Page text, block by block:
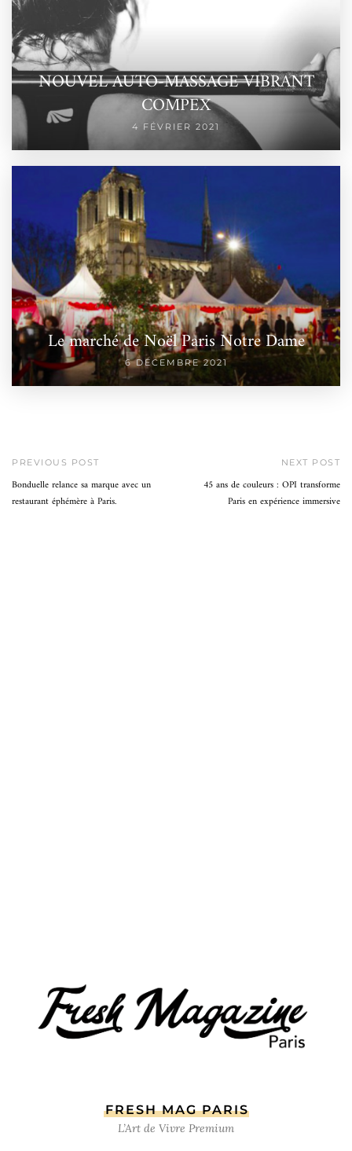
NOUVEL AUTO-MASSAGE VIBRANT
COMPEX
4 FÉVRIER 2021
Le marché de Noël Paris Notre Dame
6 DÉCEMBRE 2021
PREVIOUS POST
Bonduelle relance sa marque avec un
restaurant éphémère à Paris.
NEXT POST
45 ans de couleurs : OPI transforme
Paris en expérience immersive
FRESH MAG PARIS
L’Art de Vivre Premium